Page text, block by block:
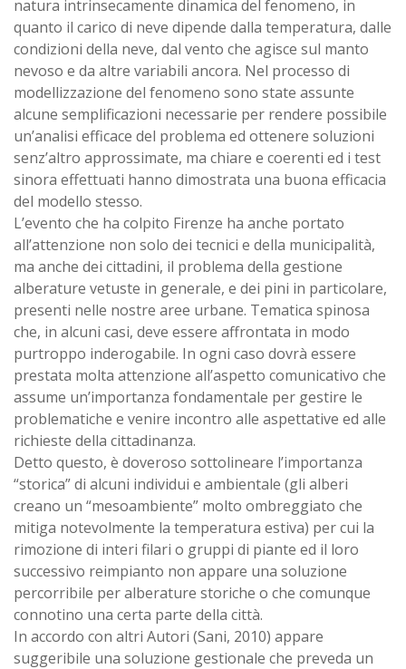
natura intrinsecamente dinamica del fenomeno, in
quanto il carico di neve dipende dalla temperatura, dalle
condizioni della neve, dal vento che agisce sul manto
nevoso e da altre variabili ancora. Nel processo di
modellizzazione del fenomeno sono state assunte
alcune semplificazioni necessarie per rendere possibile
un’analisi efficace del problema ed ottenere soluzioni
senz’altro approssimate, ma chiare e coerenti ed i test
sinora effettuati hanno dimostrata una buona efficacia
del modello stesso.
L’evento che ha colpito Firenze ha anche portato
all’attenzione non solo dei tecnici e della municipalità,
ma anche dei cittadini, il problema della gestione
alberature vetuste in generale, e dei pini in particolare,
presenti nelle nostre aree urbane. Tematica spinosa
che, in alcuni casi, deve essere affrontata in modo
purtroppo inderogabile. In ogni caso dovrà essere
prestata molta attenzione all’aspetto comunicativo che
assume un’importanza fondamentale per gestire le
problematiche e venire incontro alle aspettative ed alle
richieste della cittadinanza.
Detto questo, è doveroso sottolineare l’importanza
“storica” di alcuni individui e ambientale (gli alberi
creano un “mesoambiente” molto ombreggiato che
mitiga notevolmente la temperatura estiva) per cui la
rimozione di interi filari o gruppi di piante ed il loro
successivo reimpianto non appare una soluzione
percorribile per alberature storiche o che comunque
connotino una certa parte della città.
In accordo con altri Autori (Sani, 2010) appare
suggeribile una soluzione gestionale che preveda un